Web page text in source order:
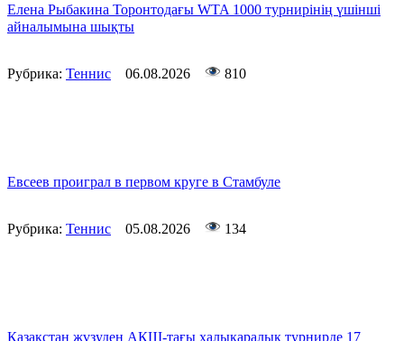
Елена Рыбакина Торонтодағы WTA 1000 турнирінің үшінші
айналымына шықты
Рубрика: Теннис 06.08.2026 810
Евсеев проиграл в первом круге в Стамбуле
Рубрика: Теннис 05.08.2026 134
Қазақстан жүзуден АҚШ-тағы халықаралық турнирде 17